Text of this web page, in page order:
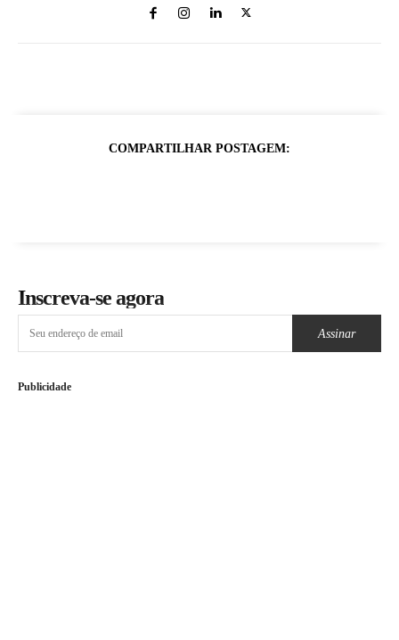
COMPARTILHAR POSTAGEM:
Inscreva-se agora
Assinar
Publicidade